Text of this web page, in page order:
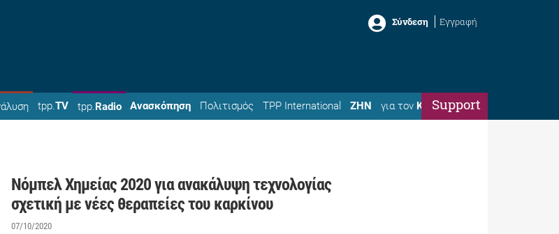
Σύνδεση Εγγραφή
tpp.TV tpp.Radio Ανασκόπηση Πολιτισμός TPP International ΖΗΝ για τον ΚώσταSupport
Νόμπελ Χημείας 2020 για ανακάλυψη τεχνολογίας
σχετική με νέες θεραπείες του καρκίνου
07/10/2020